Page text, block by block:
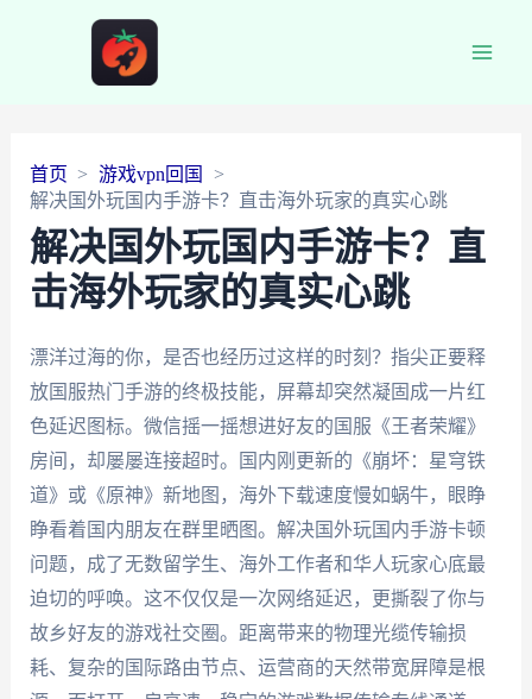
首页
游戏vpn回国
解决国外玩国内手游卡？直击海外玩家的真实心跳
解决国外玩国内手游卡？直
击海外玩家的真实心跳
漂洋过海的你，是否也经历过这样的时刻？指尖正要释
放国服热门手游的终极技能，屏幕却突然凝固成一片红
色延迟图标。微信摇一摇想进好友的国服《王者荣耀》
房间，却屡屡连接超时。国内刚更新的《崩坏：星穹铁
道》或《原神》新地图，海外下载速度慢如蜗牛，眼睁
睁看着国内朋友在群里晒图。解决国外玩国内手游卡顿
问题，成了无数留学生、海外工作者和华人玩家心底最
迫切的呼唤。这不仅仅是一次网络延迟，更撕裂了你与
故乡好友的游戏社交圈。距离带来的物理光缆传输损
耗、复杂的国际路由节点、运营商的天然带宽屏障是根